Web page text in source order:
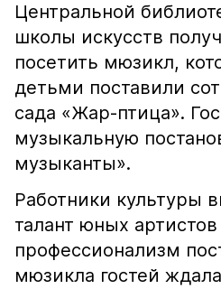
Центральной
школы искусств
посетить мюзикл,
детьми поставили
сада «Жар-птица».
музыкальную
музыканты».
Работники культуры
талант юных артистов
профессионализм
мюзикла гостей